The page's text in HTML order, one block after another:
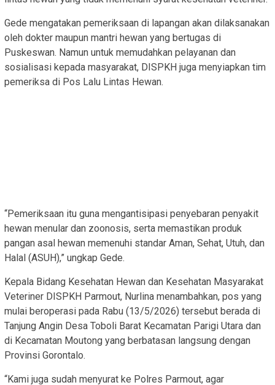
Gede mengatakan pemeriksaan di lapangan akan dilaksanakan
oleh dokter maupun mantri hewan yang bertugas di
Puskeswan. Namun untuk memudahkan pelayanan dan
sosialisasi kepada masyarakat, DISPKH juga menyiapkan tim
pemeriksa di Pos Lalu Lintas Hewan.
“Pemeriksaan itu guna mengantisipasi penyebaran penyakit
hewan menular dan zoonosis, serta memastikan produk
pangan asal hewan memenuhi standar Aman, Sehat, Utuh, dan
Halal (ASUH),” ungkap Gede.
Kepala Bidang Kesehatan Hewan dan Kesehatan Masyarakat
Veteriner DISPKH Parmout, Nurlina menambahkan, pos yang
mulai beroperasi pada Rabu (13/5/2026) tersebut berada di
Tanjung Angin Desa Toboli Barat Kecamatan Parigi Utara dan
di Kecamatan Moutong yang berbatasan langsung dengan
Provinsi Gorontalo.
“Kami juga sudah menyurat ke Polres Parmout, agar